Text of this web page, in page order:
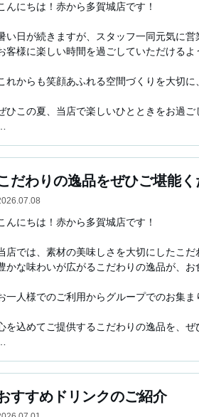
んにちは！赤から多賀城店です！
い日が続きますが、スタッフ一同元気に
客様に楽しい時間を過ごしていただける
れからも笑顔あふれる空間づくりを大切
ひこの夏、当店で楽しいひとときをお過ご
慢の鍋や焼肉を中心に、お食事やご飯は
様のご来店を心よりお待ちしております。
だわりの逸品をぜひご堪能く
んにちは！赤から多賀城店です！
店では、素材の美味しさを大切にしたこ
かな味わいが広がるこだわりの逸品が、
一人様でのご利用からグループでのお集
を込めてご提供するこだわりの逸品を、
慢の鍋や焼肉を中心に、お食事やご飯は
すすめドリンクのご紹介